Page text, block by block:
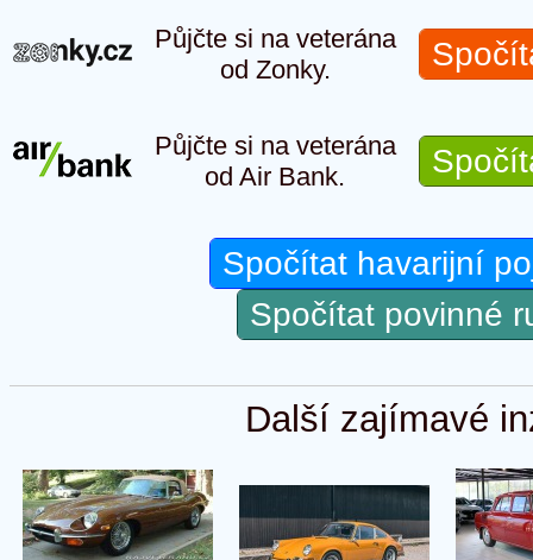
Půjčte si na veterána
od Zonky.
Půjčte si na veterána
od Air Bank.
Spočítat havarijní
Spočítat povinné
Další zajímavé